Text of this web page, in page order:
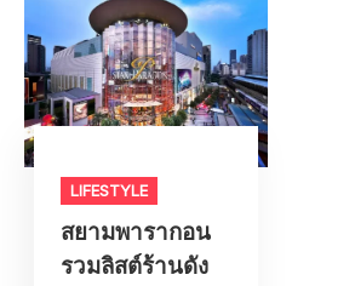
LIFESTYLE​
สยามพารากอน
รวมลิสต์ร้านดัง